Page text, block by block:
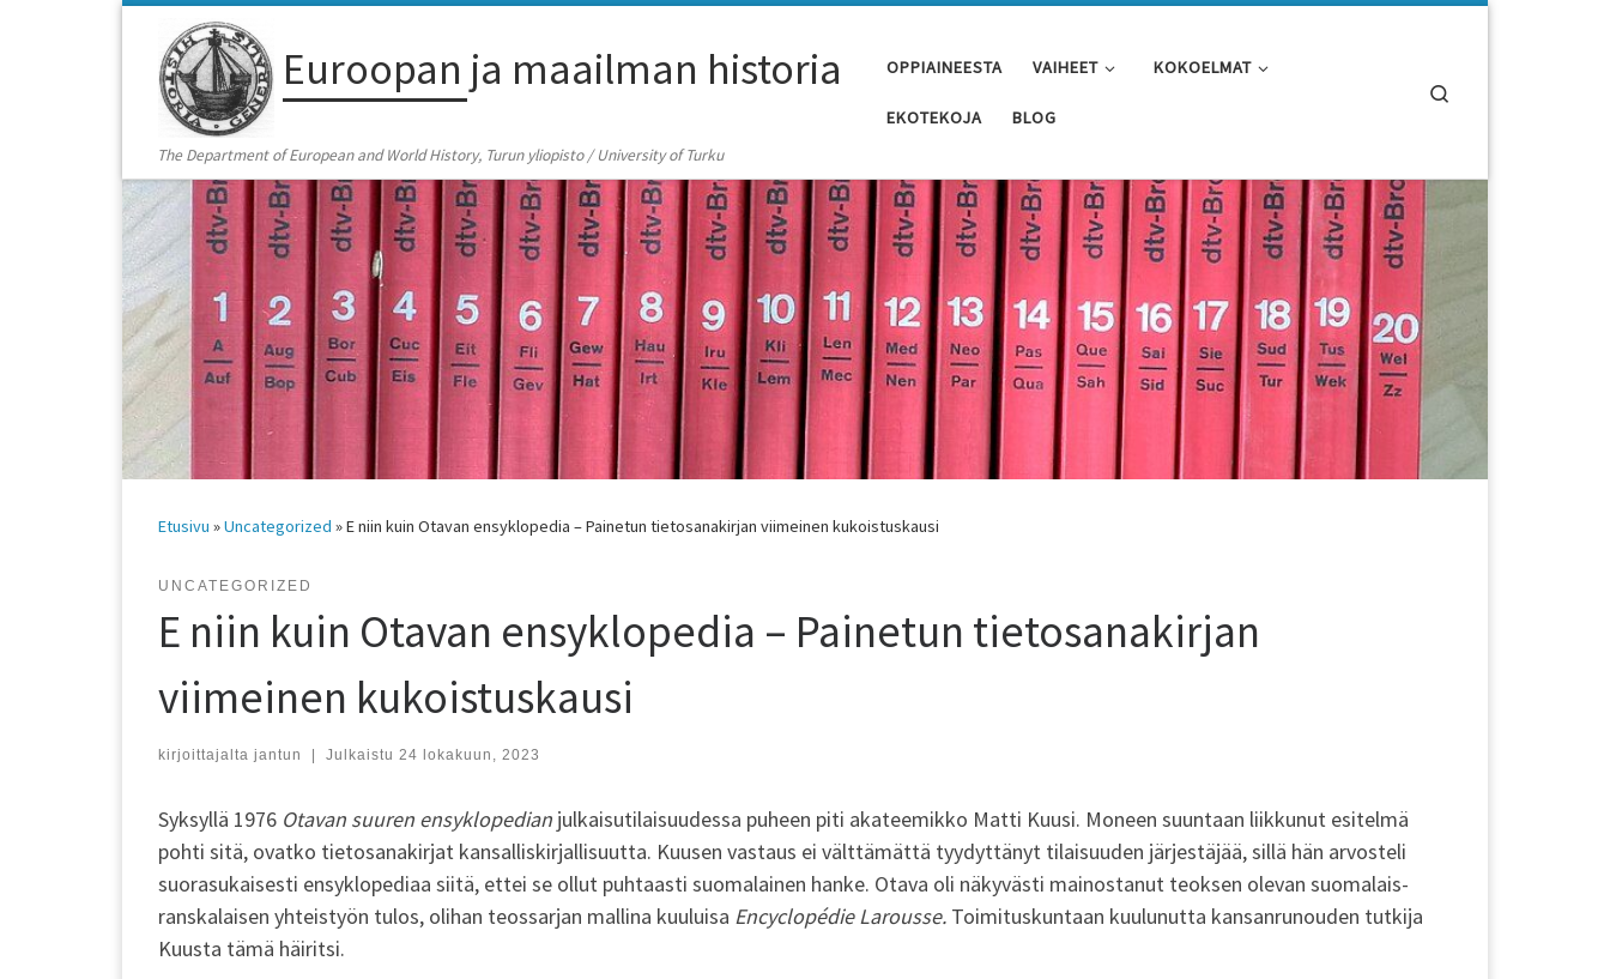
Euroopan ja maailman historia
The Department of European and World History, Turun yliopisto / University of Turku
OPPIAINEESTA VAIHEET KOKOELMAT
EKOTEKOJA BLOG
Etusivu »Uncategorized »E niin kuin Otavan ensyklopedia – Painetun tietosanakirjan viimeinen kukoistuskausi
UNCATEGORIZED
E niin kuin Otavan ensyklopedia – Painetun tietosanakirjan
viimeinen kukoistuskausi
kirjoittajalta jantun Julkaistu 24 lokakuun, 2023
Syksyllä 1976 Otavan suuren ensyklopedian julkaisutilaisuudessa puheen piti akateemikko Matti Kuusi. Moneen suuntaan liikkunut esitelmä
pohti sitä, ovatko tietosanakirjat kansalliskirjallisuutta. Kuusen vastaus ei välttämättä tyydyttänyt tilaisuuden järjestäjää, sillä hän arvosteli
suorasukaisesti ensyklopediaa siitä, ettei se ollut puhtaasti suomalainen hanke. Otava oli näkyvästi mainostanut teoksen olevan suomalais-
ranskalaisen yhteistyön tulos, olihan teossarjan mallina kuuluisa Encyclopédie Larousse. Toimituskuntaan kuulunutta kansanrunouden tutkija
Kuusta tämä häiritsi.